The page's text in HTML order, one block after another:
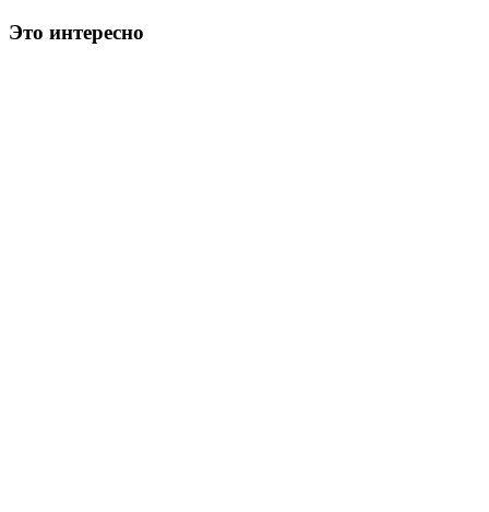
Это интересно